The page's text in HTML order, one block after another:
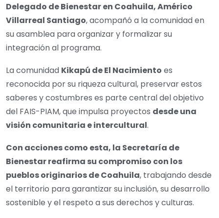
Delegado de Bienestar en Coahuila, Américo
Villarreal Santiago, acompañó a la comunidad en
su asamblea para organizar y formalizar su
integración al programa.
La comunidad Kikapú de El Nacimiento es
reconocida por su riqueza cultural, preservar estos
saberes y costumbres es parte central del objetivo
del FAIS-PIAM, que impulsa proyectos desde una
visión comunitaria e intercultural.
Con acciones como esta, la Secretaría de
Bienestar reafirma su compromiso con los
pueblos originarios de Coahuila, trabajando desde
el territorio para garantizar su inclusión, su desarrollo
sostenible y el respeto a sus derechos y culturas.